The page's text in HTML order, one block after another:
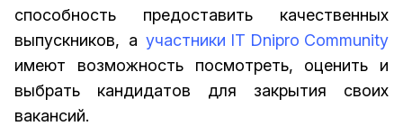
способность предоставить качественных
выпускников, а участники IT Dnipro Community
имеют возможность посмотреть, оценить и
выбрать кандидатов для закрытия своих
вакансий.